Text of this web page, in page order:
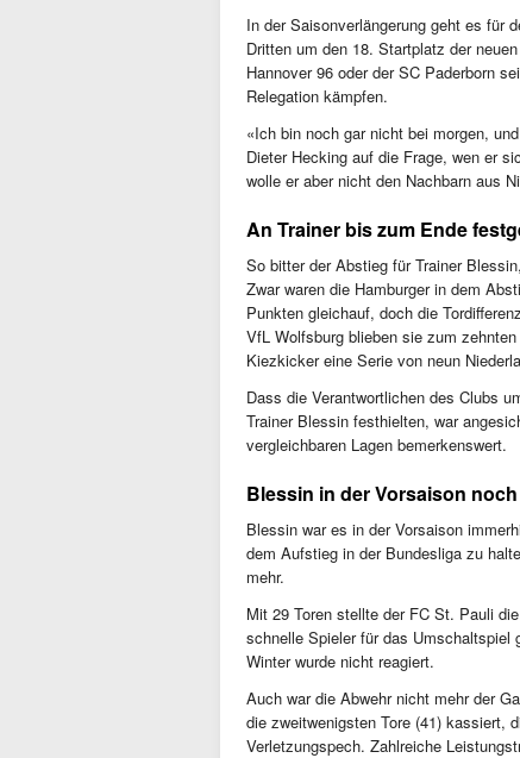
In der Saisonverlängerung geht es für
Dritten um den 18. Startplatz der
Hannover 96 oder der SC Paderborn
Relegation kämpfen.
«Ich bin noch gar nicht bei morgen,
Dieter Hecking auf die Frage, wen er
wolle er aber nicht den Nachbarn aus
An Trainer bis zum Ende
So bitter der Abstieg für Trainer
Zwar waren die Hamburger in dem
Punkten gleichauf, doch die
VfL Wolfsburg blieben sie zum
Kiezkicker eine Serie von neun
Dass die Verantwortlichen des Clubs
Trainer Blessin festhielten, war
vergleichbaren Lagen bemerkenswert.
Blessin in der Vorsaison
Blessin war es in der Vorsaison
dem Aufstieg in der Bundesliga zu
mehr.
Mit 29 Toren stellte der FC St. Pauli
schnelle Spieler für das Umschaltspiel
Winter wurde nicht reagiert.
Auch war die Abwehr nicht mehr der
die zweitwenigsten Tore (41) kassiert,
Verletzungspech. Zahlreiche